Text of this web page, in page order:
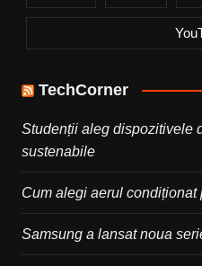
TechCorner
Studenții aleg dispozitivele
sustenabile
Cum alegi aerul condiționat
Samsung a lansat noua